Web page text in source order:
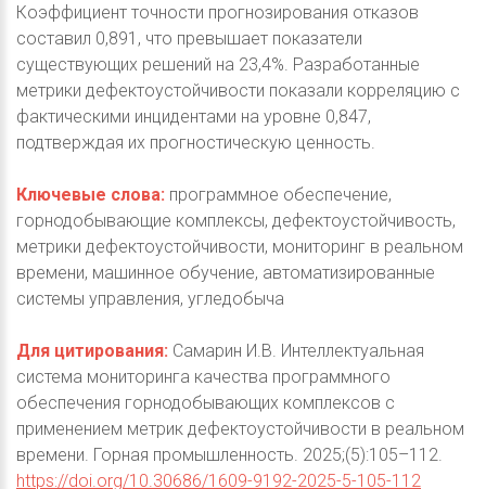
Коэффициент точности прогнозирования отказов
составил 0,891, что превышает показатели
существующих решений на 23,4%. Разработанные
метрики дефектоустойчивости показали корреляцию с
фактическими инцидентами на уровне 0,847,
подтверждая их прогностическую ценность.
Ключевые слова: программное обеспечение,
горнодобывающие комплексы, дефектоустойчивость,
метрики дефектоустойчивости, мониторинг в реальном
времени, машинное обучение, автоматизированные
системы управления, угледобыча
Для цитирования: Самарин И.В. Интеллектуальная
система мониторинга качества программного
обеспечения горнодобывающих комплексов с
применением метрик дефектоустойчивости в реальном
времени. Горная промышленность. 2025;(5):105–112.
https://doi.org/10.30686/1609-9192-2025-5-105-112